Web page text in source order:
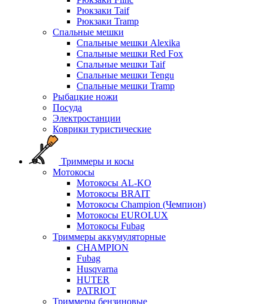
Рюкзаки Taif
Рюкзаки Tramp
Спальные мешки
Спальные мешки Alexika
Спальные мешки Red Fox
Спальные мешки Taif
Спальные мешки Tengu
Спальные мешки Tramp
Рыбацкие ножи
Посуда
Электростанции
Коврики туристические
Триммеры и косы
Мотокосы
Мотокосы AL-KO
Мотокосы BRAIT
Мотокосы Champion (Чемпион)
Мотокосы EUROLUX
Мотокосы Fubag
Триммеры аккумуляторные
CHAMPION
Fubag
Husqvarna
HUTER
PATRIOT
Триммеры бензиновые